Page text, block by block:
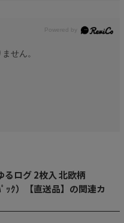
せん。
るログ 2枚入 北欧柄
ｯｸ）【直送品】の関連カ